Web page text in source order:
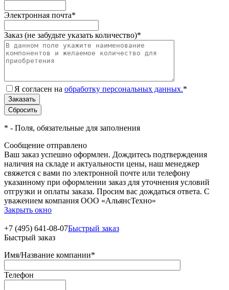
Электронная почта*
Заказ (не забудьте указать количество)*
Я согласен на обработку персональных данных.*
* - Поля, обязательные для заполнения
Сообщение отправлено
Ваш заказ успешно оформлен. Дождитесь подтверждения
наличия на складе и актуальности цены, наш менеджер
свяжется с вами по электронной почте или телефону
указанному при оформлении заказ для уточнения условий
отгрузки и оплаты заказа. Просим вас дождаться ответа. С
уважением компания ООО «АльянсТехно»
Закрыть окно
+7 (495) 641-08-07Быстрый заказ
Быстрый заказ
Имя/Название компании*
Телефон